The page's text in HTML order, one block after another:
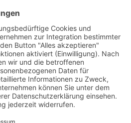
ist ein Unternehmen von